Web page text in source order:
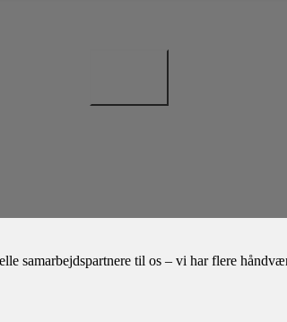
samarbejdspartnere til os – vi har flere